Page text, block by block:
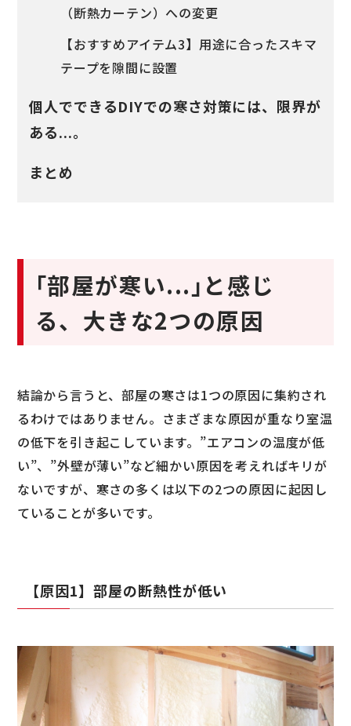
（断熱カーテン）への変更
【おすすめアイテム3】用途に合ったスキマ
テープを隙間に設置
個人でできるDIYでの寒さ対策には、限界が
ある...。
まとめ
｢部屋が寒い...｣と感じ
る、大きな2つの原因
結論から言うと、部屋の寒さは1つの原因に集約され
るわけではありません。さまざまな原因が重なり室温
の低下を引き起こしています。”エアコンの温度が低
い”、”外壁が薄い”など細かい原因を考えればキリが
ないですが、寒さの多くは以下の2つの原因に起因し
ていることが多いです。
【原因1】部屋の断熱性が低い